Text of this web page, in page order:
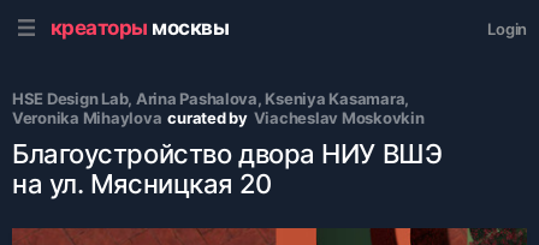
креаторы москвы Login
HSE Design Lab, Arina Pashalova, Kseniya Kasamara,
Veronika Mihaylova curated by Viacheslav Moskovkin
Благоустройство двора НИУ ВШЭ
на ул. Мясницкая 20